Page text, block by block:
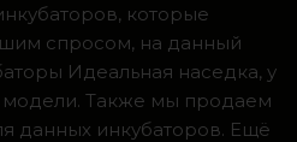
которые
спросом, на данный
Идеальная наседка, у
модели. Также мы продаем
данных инкубаторов. Ещё